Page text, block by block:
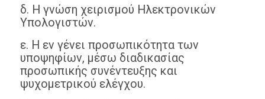
δ. Η γνώση χειρισμού Ηλεκτρονικών
Υπολογιστών.
ε. Η εν γένει προσωπικότητα των
υποψηφίων, μέσω διαδικασίας
προσωπικής συνέντευξης και
ψυχομετρικού ελέγχου.